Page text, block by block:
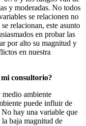
y moderadas. No todos
se relacionen no
relacionan, este asunto
en probar las
por alto su magnitud y
en nuestra
consultorio?
ambiente
puede influir de
No hay una variable que
baja magnitud de